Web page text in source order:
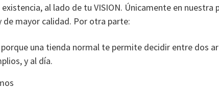
al lado de tu VISION. Únicamente en nuestra
mayor calidad. Por otra parte:
una tienda normal te permite decidir entre dos
y al día.